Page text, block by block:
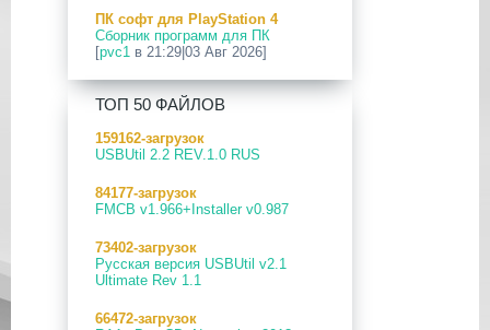
09 Апр 2026
[PS3|CFW] webMAN MOD
v1.47.48p
29 Мар 2026
[PS3] PS3HEN v3.5.0
19 Мар 2026
[PS Portal] Программное
18 Мар 2026
4.93 для PlayStation 3
17 Мар 2026
13.50 для PlayStation 4
ПК софт для PlayStation 4
Сборник программ для ПК
[pvc1 в 21:29|03 Авг 2026]
ПК софт для PlayStation 5
Сборник программ для ПК
Приложения для PlayStation 5
[pvc1в 09:02|03 Авг 2026]
PS5 payload shsrv v0.20
[pvc1в 20:58|02 Авг 2026]
PS5 Payload ELF Loader v0.24
ТОП 50 ФАЙЛОВ
159162-загрузок
USBUtil 2.2 REV.1.0 RUS
84177-загрузок
FMCB v1.966+Installer v0.987
73402-загрузок
Русская версия USBUtil v2.1
Ultimate Rev 1.1
66472-загрузок